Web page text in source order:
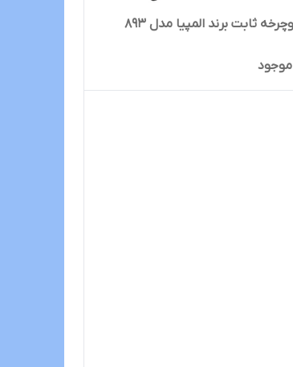
ثابت برند المپیا مدل 893